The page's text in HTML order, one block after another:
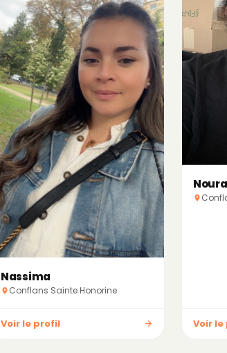
Nassima
Conflans Sainte Honorine
Voir le profil
Noura
Voir